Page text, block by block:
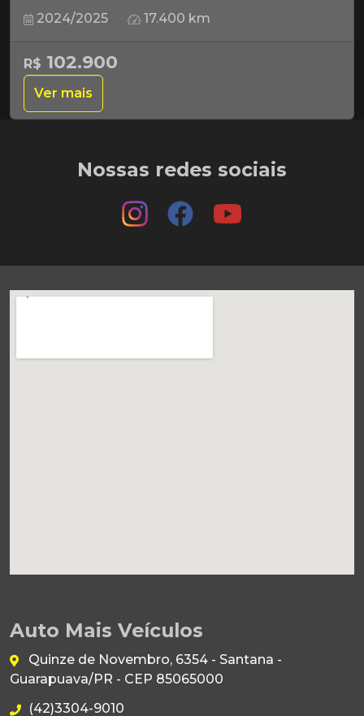
2024/2025 17.400 km
R$ 102.900
Ver mais
Nossas redes sociais
Auto Mais Veículos
Quinze de Novembro, 6354 - Santana -
Guarapuava/PR - CEP 85065000
(42)3304-9010